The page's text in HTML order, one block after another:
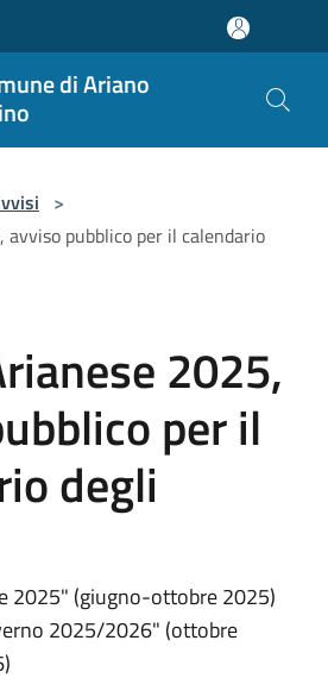
di Ariano
>
pubblico per il calendario
2025,
per il
degli
2025" (giugno-ottobre 2025)
2025/2026" (ottobre